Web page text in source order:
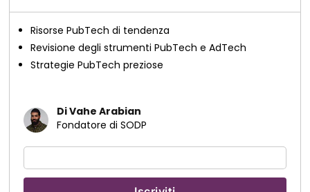
Risorse PubTech di tendenza
Revisione degli strumenti PubTech e AdTech
Strategie PubTech preziose
Di Vahe Arabian
Fondatore di SODP